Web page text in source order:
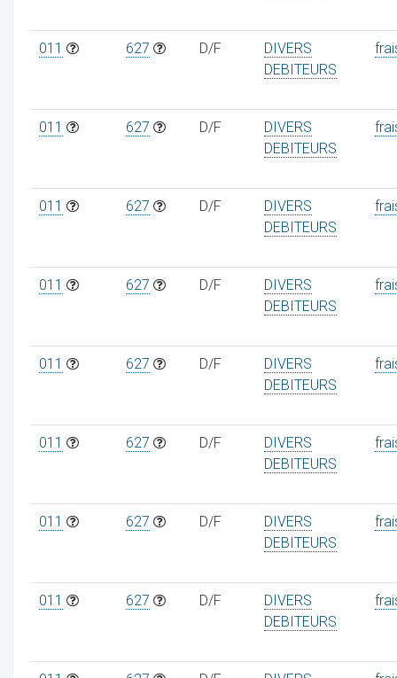
011 627 D/F
DIVERS
DEBITEURS
011 627 D/F
DIVERS
DEBITEURS
011 627 D/F
DIVERS
DEBITEURS
011 627 D/F
DIVERS
DEBITEURS
011 627 D/F
DIVERS
DEBITEURS
011 627 D/F
DIVERS
DEBITEURS
011 627 D/F
DIVERS
DEBITEURS
011 627 D/F
DIVERS
DEBITEURS